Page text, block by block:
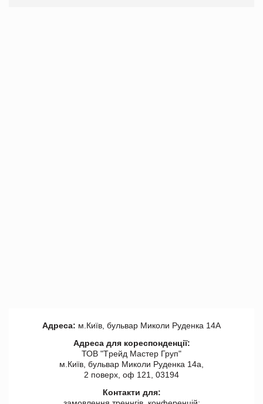
Адреса: м.Київ, бульвар Миколи Руденка 14А
Адреса для кореспонденції:
ТОВ "Tрейд Мастер Груп"
м.Київ, бульвар Миколи Руденка 14а,
2 поверх, оф 121, 03194
Контакти для: